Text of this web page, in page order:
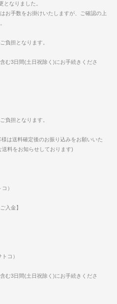
となりました。
お手数をお掛けいたしますが、ご確認の上
負担となります。
む3日間(土日祝除く)にお手続きくださ
負担となります。
は送料確定後のお振り込みをお願いいた
送料をお知らせしております)
）
入金】
コ）
む3日間(土日祝除く)にお手続きくださ